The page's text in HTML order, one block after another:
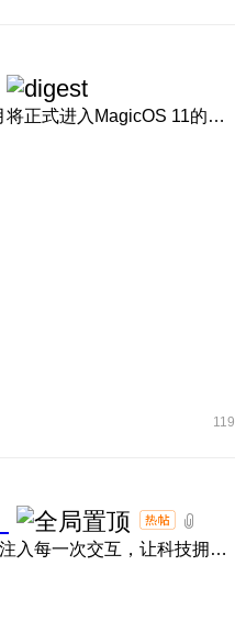
[表情]盛夏正浓，体验进阶！产品经理回音壁8月体验升级资讯已送达！[表情]8月将正式进入MagicOS 11的升级节奏，内 ...
119
大家期待的MagicOS 11内测现已正式拉开帷幕！ 全新流光通透，将真实的流光注入每一次交互，让科技拥有呼吸的灵动 ...